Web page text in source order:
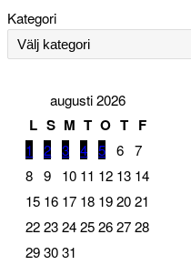
Kategori
augusti 2026
L S M T O T F
1 2 3 4 5 6 7
8 9 10 11 12 13 14
15 16 17 18 19 20 21
22 23 24 25 26 27 28
29 30 31